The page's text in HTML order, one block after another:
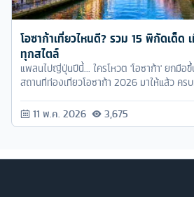
โอซาก้าเที่ยวไหนดี? รวม 15 พิกัดเด็
ทุกสไตล์
แพลนไปญี่ปุ่นปีนี้... ใครโหวต 'โอซาก้า' ยกมือ
สถานที่ท่องเที่ยวโอซาก้า 2026 มาให้แล้ว ค
11 พ.ค. 2026 3,675